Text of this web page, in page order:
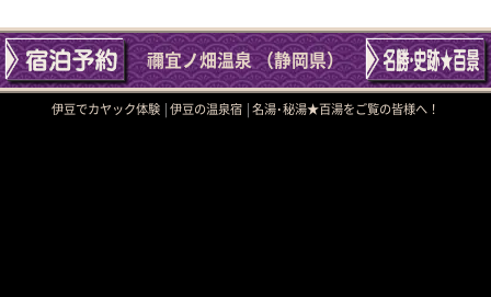
禰宜ノ畑温泉 （静岡県）
伊豆でカヤック体験 伊豆の温泉宿 名湯･秘湯★百湯をご覧の皆様へ！